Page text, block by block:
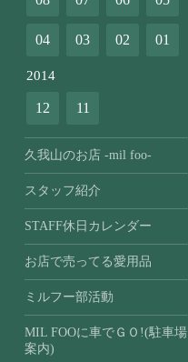
04 03 02 01
2014
12 11
久我山のお店 -mil foo-
スタッフ紹介
STAFF休日カレンダー
お店で売ってる愛用品
ミルフー部活動
MIL FOOに車でＧＯ!(駐車場
案内)